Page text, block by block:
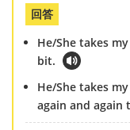
回答
He/She takes
bit.
He/She takes
again and again